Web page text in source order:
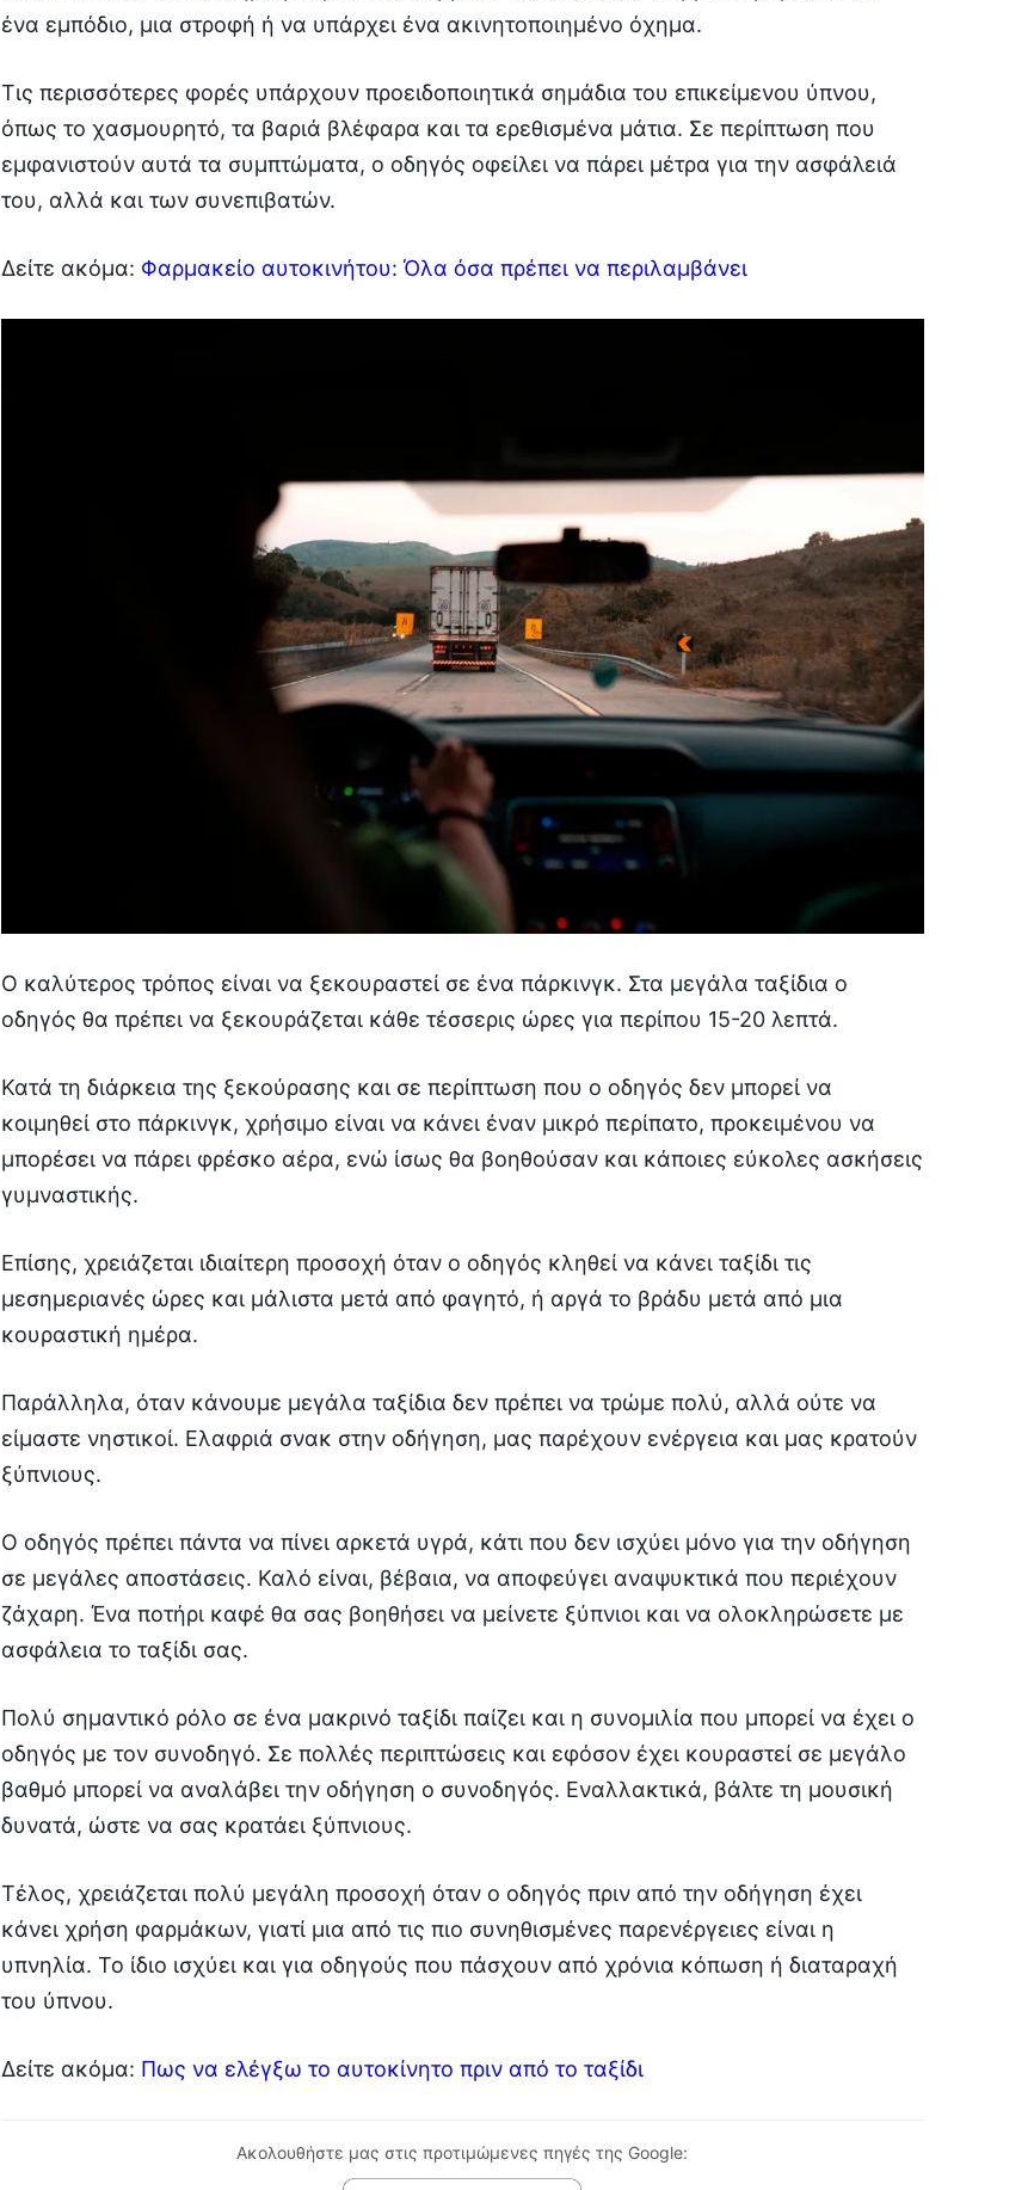
ένα εμπόδιο, μια στροφή ή να υπάρχει ένα ακινητοποιημένο όχημα.
Τις περισσότερες φορές υπάρχουν προειδοποιητικά σημάδια του επικείμενου ύπνου,
όπως το χασμουρητό, τα βαριά βλέφαρα και τα ερεθισμένα μάτια. Σε περίπτωση που
εμφανιστούν αυτά τα συμπτώματα, ο οδηγός οφείλει να πάρει μέτρα για την ασφάλειά
του, αλλά και των συνεπιβατών.
Δείτε ακόμα: Φαρμακείο αυτοκινήτου: Όλα όσα πρέπει να περιλαμβάνει
Ο καλύτερος τρόπος είναι να ξεκουραστεί σε ένα πάρκινγκ. Στα μεγάλα ταξίδια ο
οδηγός θα πρέπει να ξεκουράζεται κάθε τέσσερις ώρες για περίπου 15-20 λεπτά.
Κατά τη διάρκεια της ξεκούρασης και σε περίπτωση που ο οδηγός δεν μπορεί να
κοιμηθεί στο πάρκινγκ, χρήσιμο είναι να κάνει έναν μικρό περίπατο, προκειμένου να
μπορέσει να πάρει φρέσκο αέρα, ενώ ίσως θα βοηθούσαν και κάποιες εύκολες ασκήσεις
γυμναστικής.
Επίσης, χρειάζεται ιδιαίτερη προσοχή όταν ο οδηγός κληθεί να κάνει ταξίδι τις
μεσημεριανές ώρες και μάλιστα μετά από φαγητό, ή αργά το βράδυ μετά από μια
κουραστική ημέρα.
Παράλληλα, όταν κάνουμε μεγάλα ταξίδια δεν πρέπει να τρώμε πολύ, αλλά ούτε να
είμαστε νηστικοί. Ελαφριά σνακ στην οδήγηση, μας παρέχουν ενέργεια και μας κρατούν
ξύπνιους.
Ο οδηγός πρέπει πάντα να πίνει αρκετά υγρά, κάτι που δεν ισχύει μόνο για την οδήγηση
σε μεγάλες αποστάσεις. Καλό είναι, βέβαια, να αποφεύγει αναψυκτικά που περιέχουν
ζάχαρη. Ένα ποτήρι καφέ θα σας βοηθήσει να μείνετε ξύπνιοι και να ολοκληρώσετε με
ασφάλεια το ταξίδι σας.
Πολύ σημαντικό ρόλο σε ένα μακρινό ταξίδι παίζει και η συνομιλία που μπορεί να έχει ο
οδηγός με τον συνοδηγό. Σε πολλές περιπτώσεις και εφόσον έχει κουραστεί σε μεγάλο
βαθμό μπορεί να αναλάβει την οδήγηση ο συνοδηγός. Εναλλακτικά, βάλτε τη μουσική
δυνατά, ώστε να σας κρατάει ξύπνιους.
Τέλος, χρειάζεται πολύ μεγάλη προσοχή όταν ο οδηγός πριν από την οδήγηση έχει
κάνει χρήση φαρμάκων, γιατί μια από τις πιο συνηθισμένες παρενέργειες είναι η
υπνηλία. Το ίδιο ισχύει και για οδηγούς που πάσχουν από χρόνια κόπωση ή διαταραχή
του ύπνου.
Δείτε ακόμα: Πως να ελέγξω το αυτοκίνητο πριν από το ταξίδι
Ακολουθήστε μας στις προτιμώμενες πηγές της Google: